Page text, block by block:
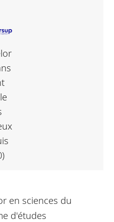
en sciences du
d'études